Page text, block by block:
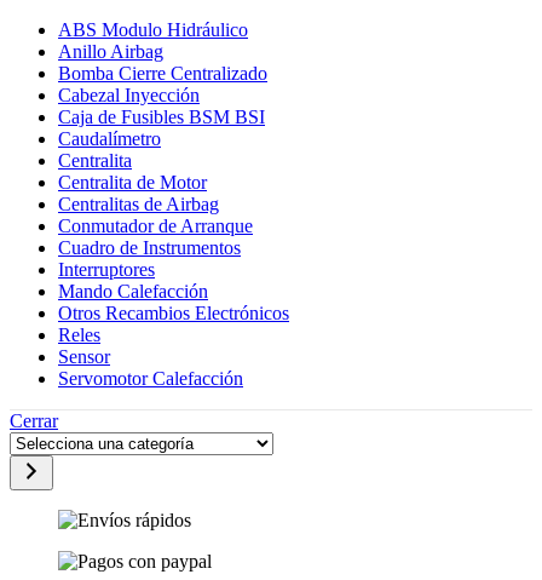
ABS Modulo Hidráulico
Anillo Airbag
Bomba Cierre Centralizado
Cabezal Inyección
Caja de Fusibles BSM BSI
Caudalímetro
Centralita
Centralita de Motor
Centralitas de Airbag
Conmutador de Arranque
Cuadro de Instrumentos
Interruptores
Mando Calefacción
Otros Recambios Electrónicos
Reles
Sensor
Servomotor Calefacción
Cerrar
Selecciona
una
categoría